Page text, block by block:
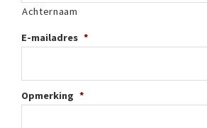
Achternaam
E-mailadres *
Opmerking *